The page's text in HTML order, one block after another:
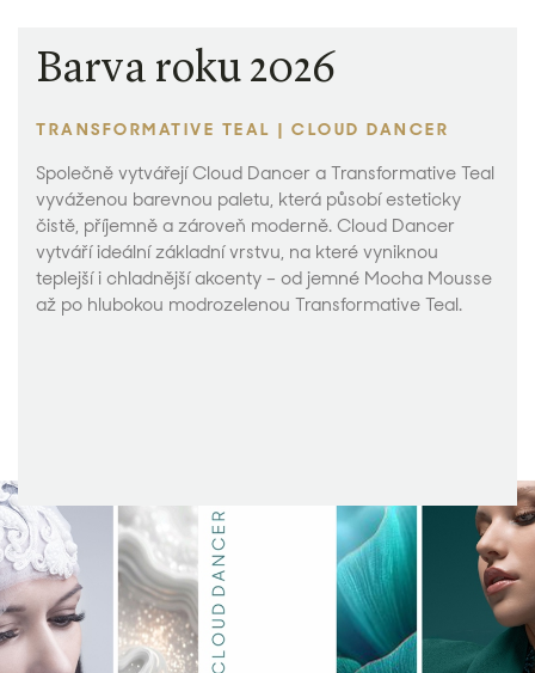
Barva roku 2026
TRANSFORMATIVE TEAL | CLOUD DANCER
Společně vytvářejí Cloud Dancer a Transformative Teal
vyváženou barevnou paletu, která působí esteticky
čistě, příjemně a zároveň moderně. Cloud Dancer
vytváří ideální základní vrstvu, na které vyniknou
teplejší i chladnější akcenty – od jemné Mocha Mousse
až po hlubokou modrozelenou Transformative Teal.